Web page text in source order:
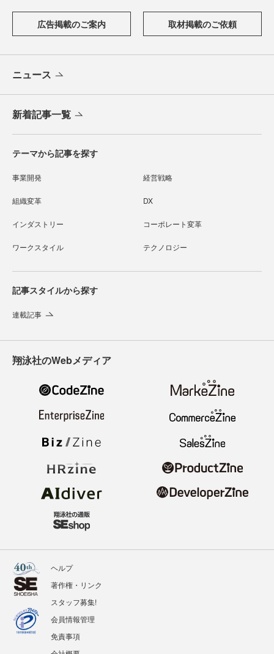
広告掲載のご案内 取材掲載のご依頼
ニュース
新着記事一覧
テーマから記事を探す
事業開発 経営戦略
組織変革 DX
インダストリー コーポレート変革
ワークスタイル テクノロジー
記事スタイルから探す
連載記事
翔泳社のWebメディア
ヘルプ
著作権・リンク
スタッフ募集!
会員情報管理
免責事項